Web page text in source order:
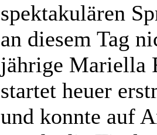
spektakulären
an diesem Tag
jährige Mariella
startet heuer
und konnte auf